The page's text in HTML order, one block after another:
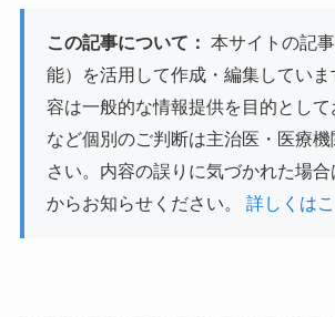
この記事について： 本サイトの記
能）を活用して作成・編集してい
容は一般的な情報提供を目的とし
など個別のご判断は主治医・医療
さい。内容の誤りに気づかれた場
からお知らせください。 詳しくは